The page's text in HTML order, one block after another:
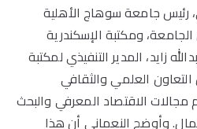
رئيس جامعة سوهاج الأهلية
ومكتبة الإسكندرية
زايد، المدير التنفيذي لمكتبة
التعاون العلمي والثقافي
الاقتصاد المعرفي والبحث
وأوضح النعماني أن هذا